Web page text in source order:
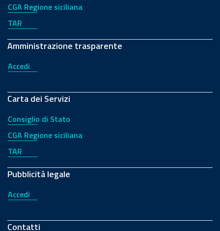
CGA Regione siciliana
TAR
Amministrazione trasparente
Accedi
Carta dei Servizi
Consiglio di Stato
CGA Regione siciliana
TAR
Pubblicità legale
Accedi
Contatti